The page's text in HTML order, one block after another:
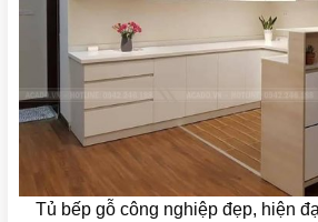
Tủ bếp gỗ công nghiệp đẹp, hiện